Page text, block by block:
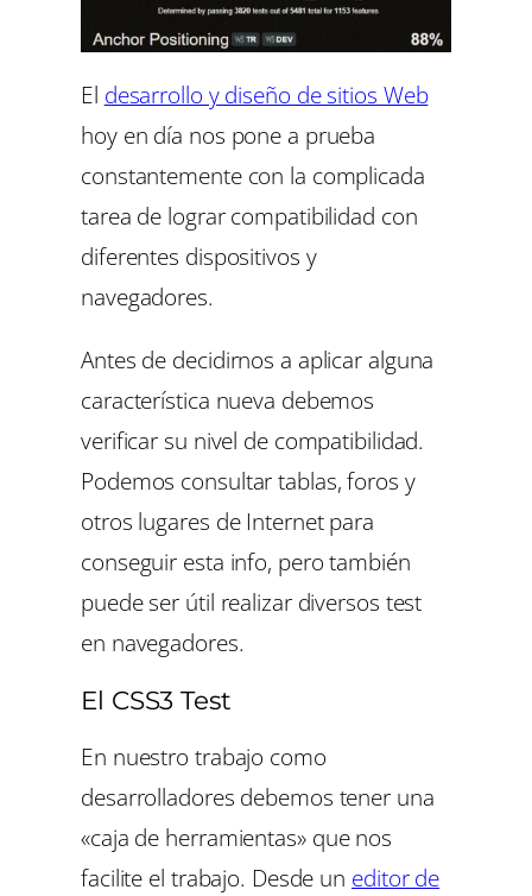
El desarrollo y diseño de sitios Web
hoy en día nos pone a prueba
constantemente con la complicada
tarea de lograr compatibilidad con
diferentes dispositivos y
navegadores.
Antes de decidirnos a aplicar alguna
característica nueva debemos
verificar su nivel de compatibilidad.
Podemos consultar tablas, foros y
otros lugares de Internet para
conseguir esta info, pero también
puede ser útil realizar diversos test
en navegadores.
El CSS3 Test
En nuestro trabajo como
desarrolladores debemos tener una
«caja de herramientas»que nos
facilite el trabajo. Desde un editor de